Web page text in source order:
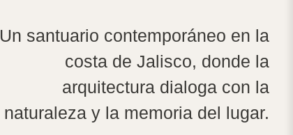
Un santuario contemporáneo en la
costa de Jalisco, donde la
arquitectura dialoga con la
naturaleza y la memoria del lugar.